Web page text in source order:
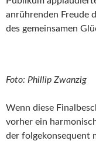
anrührenden Freude
des gemeinsamen
Foto: Phillip Zwanzig
Wenn diese
vorher ein
der folgekonsequent